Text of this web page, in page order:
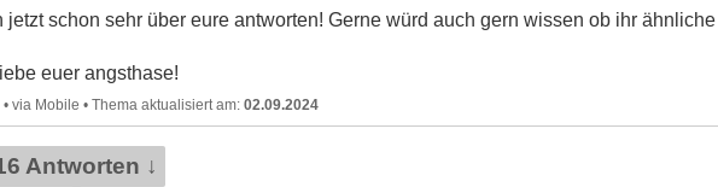
jetzt schon sehr über eure antworten! Gerne würd auch gern wissen ob ihr
euer angsthase!
• • 02.09.2024
Antworten ↓